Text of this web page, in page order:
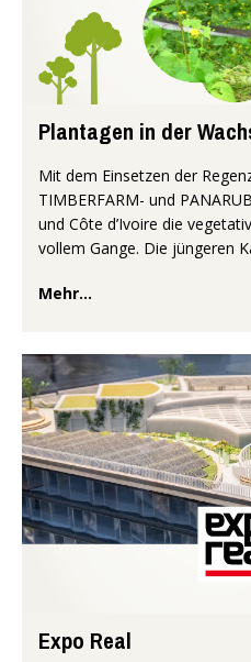
Plantagen in der
Mit dem Einsetzen der
TIMBERFARM- und
und Côte d’Ivoire die
vollem Gange. Die jüngeren
Mehr...
Expo Real